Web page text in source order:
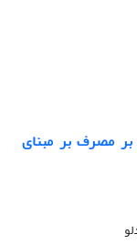
مصرف بر مبنای